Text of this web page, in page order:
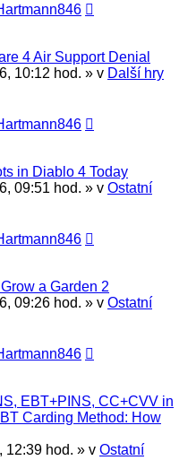
4 Air Support Denial
10:12 hod. » v Další hry
in Diablo 4 Today
09:51 hod. » v Ostatní
a Garden 2
09:26 hod. » v Ostatní
EBT+PINS, CC+CVV in
Carding Method: How
12:39 hod. » v Ostatní